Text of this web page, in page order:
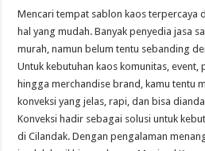
Mencari tempat sablon kaos terpercaya
hal yang mudah. Banyak penyedia jasa
murah, namun belum tentu sebanding
Untuk kebutuhan kaos komunitas,
hingga merchandise brand, kamu tentu
konveksi yang jelas, rapi, dan bisa
Konveksi hadir sebagai solusi untuk
di Cilandak. Dengan pengalaman